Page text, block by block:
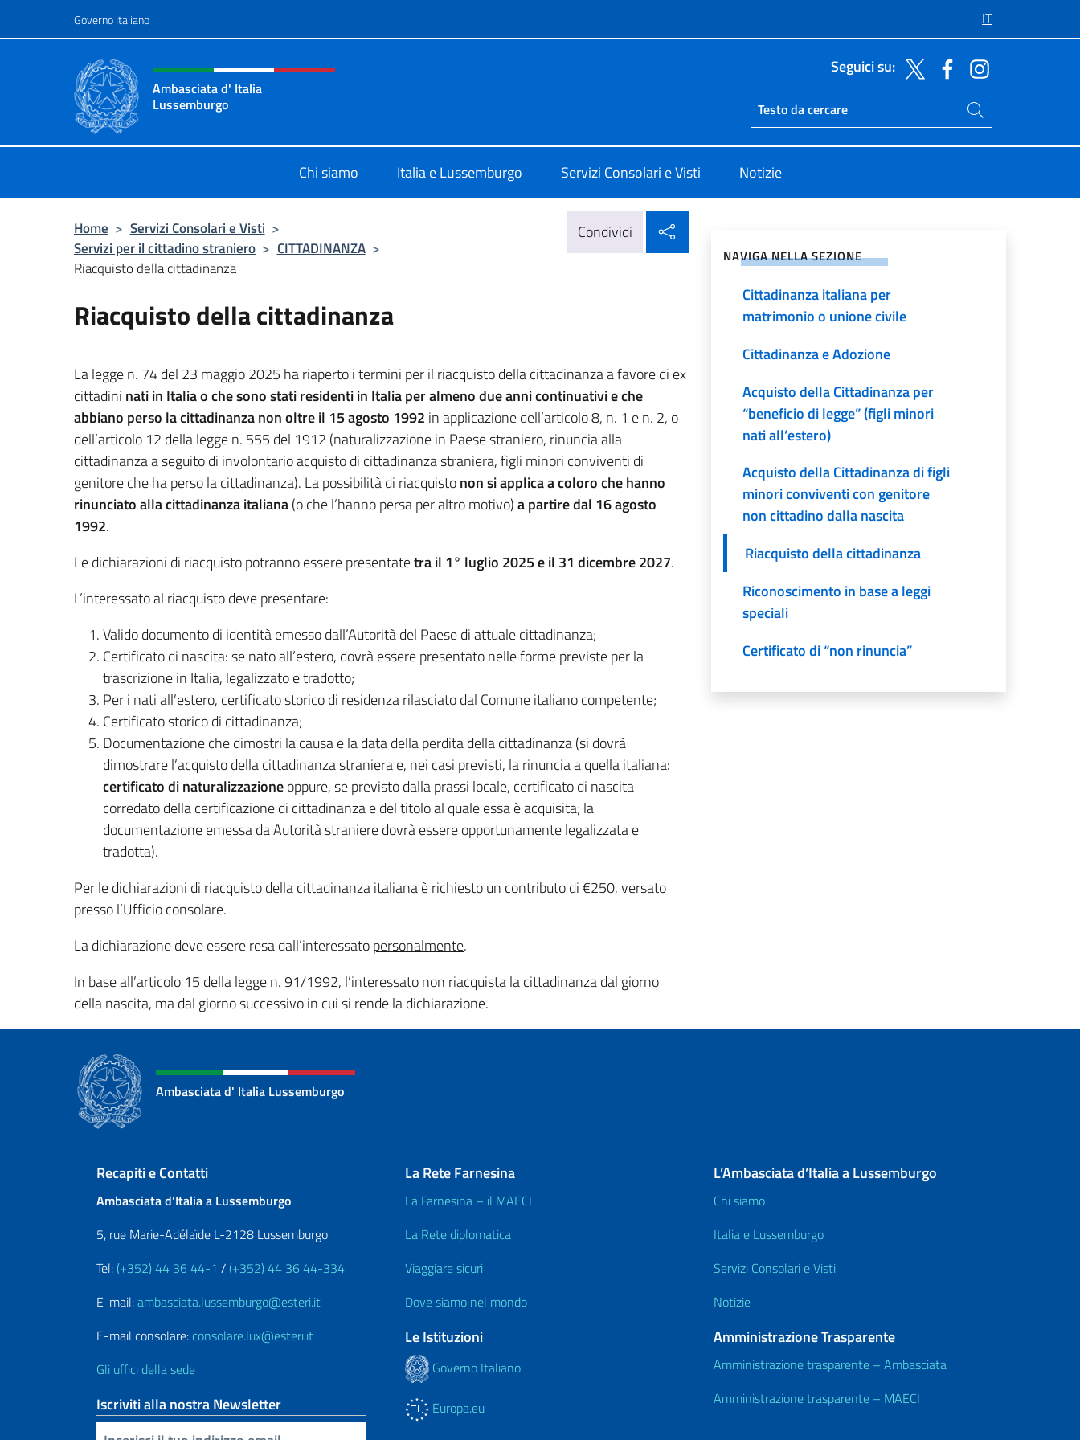
Governo Italiano IT
Intestazione sito, social e menù
Ambasciata d' Italia
Lussemburgo
Seguici su:
Ricerca sito live
Cerca nel sito
Chi siamo Italia e Lussemburgo Servizi Consolari e Visti Notizie
Home > Servizi Consolari e Visti >
Servizi per il cittadino straniero > CITTADINANZA >
Riacquisto della cittadinanza
Condividi
Riacquisto della cittadinanza
La legge n. 74 del 23 maggio 2025 ha riaperto i termini per il riacquisto della cittadinanza a favore di ex
cittadini nati in Italia o che sono stati residenti in Italia per almeno due anni continuativi e che
abbiano perso la cittadinanza non oltre il 15 agosto 1992 in applicazione dell’articolo 8, n. 1 e n. 2, o
dell’articolo 12 della legge n. 555 del 1912 (naturalizzazione in Paese straniero, rinuncia alla
cittadinanza a seguito di involontario acquisto di cittadinanza straniera, figli minori conviventi di
genitore che ha perso la cittadinanza). La possibilità di riacquistonon si applica a coloro che hanno
rinunciato alla cittadinanza italiana(o che l’hanno persa per altro motivo)a partire dal 16 agosto
1992.
Le dichiarazioni di riacquisto potranno essere presentatetra il 1° luglio 2025 e il 31 dicembre 2027.
L’interessato al riacquisto deve presentare:
Valido documento di identità emesso dall’Autorità del Paese di attuale cittadinanza;
Certificato di nascita: se nato all’estero, dovrà essere presentato nelle forme previste per la
trascrizione in Italia, legalizzato e tradotto;
Per i nati all’estero, certificato storico di residenza rilasciato dal Comune italiano competente;
Certificato storico di cittadinanza;
Documentazione che dimostri la causa e la data della perdita della cittadinanza (si dovrà
dimostrare l’acquisto della cittadinanza straniera e, nei casi previsti, la rinuncia a quella italiana:
certificato di naturalizzazioneoppure, se previsto dalla prassi locale, certificato di nascita
corredato della certificazione di cittadinanza e del titolo al quale essa è acquisita; la
documentazione emessa da Autorità straniere dovrà essere opportunamente legalizzata e
tradotta).
Per le dichiarazioni di riacquisto della cittadinanza italiana è richiesto un contributo di €250, versato
presso l’Ufficio consolare.
La dichiarazione deve essere resa dall’interessatopersonalmente.
In base all’articolo 15 della legge n. 91/1992, l’interessato non riacquista la cittadinanza dal giorno
della nascita, ma dal giorno successivo in cui si rende la dichiarazione.
NAVIGA NELLA SEZIONE
marzo 2025
Cittadinanza italiana per
matrimonio o unione civile
Cittadinanza e Adozione
Acquisto della Cittadinanza per
“beneficio di legge” (figli minori
nati all’estero)
Acquisto della Cittadinanza di figli
minori conviventi con genitore
non cittadino dalla nascita
Riacquisto della cittadinanza
Riconoscimento in base a leggi
speciali
Certificato di “non rinuncia”
Ambasciata d' Italia Lussemburgo
Sezione footer
Recapiti e Contatti
Ambasciata d’Italia a Lussemburgo
5, rue Marie-Adélaïde L-2128 Lussemburgo
Tel: (+352) 44 36 44-1 / (+352) 44 36 44-334
E-mail:ambasciata.lussemburgo@esteri.it
E-mail consolare: consolare.lux@esteri.it
Gli uffici della sede
Iscriviti alla nostra Newsletter
La Rete Farnesina
La Farnesina – il MAECI
La Rete diplomatica
Viaggiare sicuri
Dove siamo nel mondo
Le Istituzioni
Governo Italiano
Europa.eu
L’Ambasciata d’Italia a Lussemburgo
Chi siamo
Italia e Lussemburgo
Servizi Consolari e Visti
Notizie
Amministrazione Trasparente
Amministrazione trasparente – Ambasciata
Amministrazione trasparente – MAECI